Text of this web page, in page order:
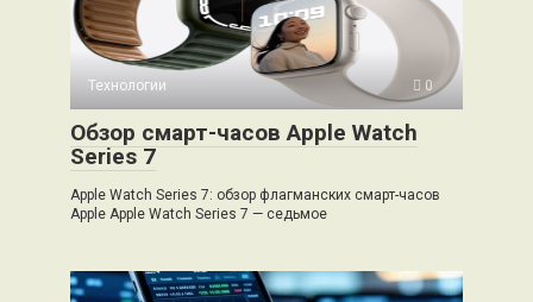
Технологии 0
Обзор смарт-часов Apple Watch
Series 7
Apple Watch Series 7: обзор флагманских смарт-часов
Apple Apple Watch Series 7 — седьмое